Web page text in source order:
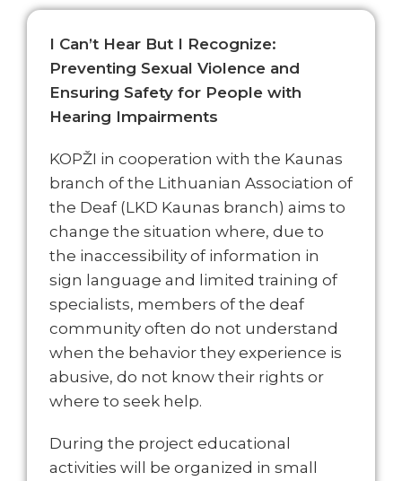
I Can’t Hear But I Recognize:
Preventing Sexual Violence and
Ensuring Safety for People with
Hearing Impairments
KOPŽI in cooperation with the Kaunas
branch of the Lithuanian Association of
the Deaf (LKD Kaunas branch) aims to
change the situation where, due to
the inaccessibility of information in
sign language and limited training of
specialists, members of the deaf
community often do not understand
when the behavior they experience is
abusive, do not know their rights or
where to seek help.
During the project educational
activities will be organized in small